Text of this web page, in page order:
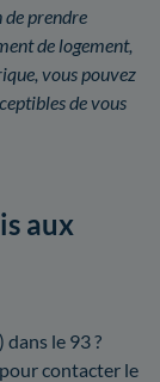
de prendre
de logement,
vous pouvez
de vous
aux
le 93 ?
contacter le